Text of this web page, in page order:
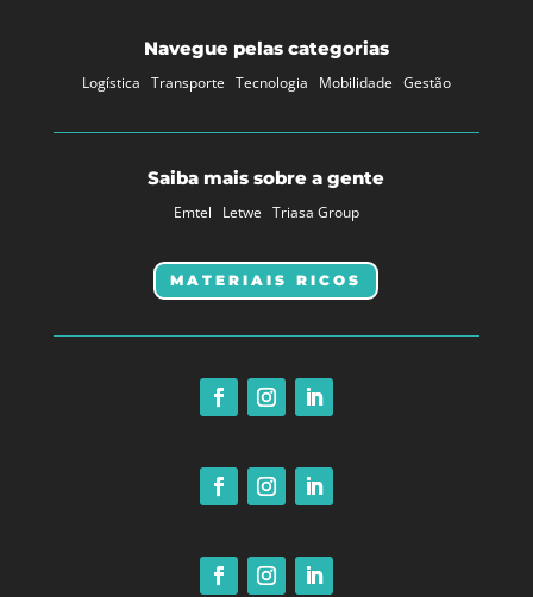
Navegue pelas categorias
Logística Transporte Tecnologia Mobilidade Gestão
Saiba mais sobre a gente
Emtel Letwe Triasa Group
MATERIAIS RICOS